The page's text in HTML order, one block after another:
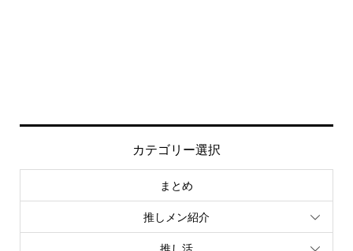
カテゴリー選択
まとめ
推しメン紹介